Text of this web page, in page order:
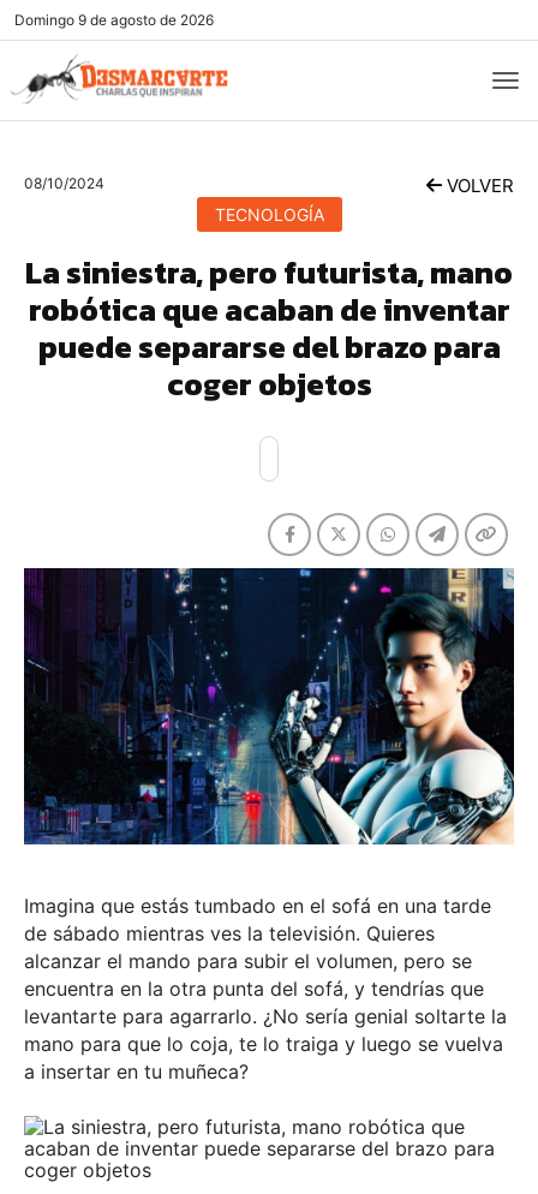
Domingo 9 de agosto de 2026
08/10/2024 VOLVER
TECNOLOGÍA
La siniestra, pero futurista, mano
robótica que acaban de inventar
puede separarse del brazo para
coger objetos
Imagina que estás tumbado en el sofá en una tarde
de sábado mientras ves la televisión. Quieres
alcanzar el mando para subir el volumen, pero se
encuentra en la otra punta del sofá, y tendrías que
levantarte para agarrarlo. ¿No sería genial soltarte la
mano para que lo coja, te lo traiga y luego se vuelva
a insertar en tu muñeca?